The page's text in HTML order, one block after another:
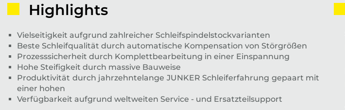
Highlights
Vielseitigkeit aufgrund zahlreicher Schleifspindelstockvarianten
Beste Schleifqualität durch automatische Kompensation von Störgrößen
Prozesssicherheit durch Komplettbearbeitung in einer Einspannung
Hohe Steifigkeit durch massive Bauweise
Produktivität durch jahrzehntelange JUNKER Schleiferfahrung gepaart mit
einer hohen
Verfügbarkeit aufgrund weltweiten Service - und Ersatzteilsupport